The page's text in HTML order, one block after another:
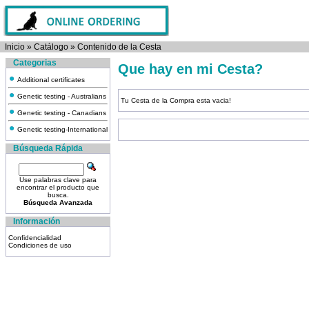
Inicio » Catálogo » Contenido de la Cesta
Categorias
Additional certificates
Genetic testing - Australians
Genetic testing - Canadians
Genetic testing-International
Búsqueda Rápida
Use palabras clave para
encontrar el producto que
busca.
Búsqueda Avanzada
Información
Confidencialidad
Condiciones de uso
Que hay en mi Cesta?
Tu Cesta de la Compra esta vacia!